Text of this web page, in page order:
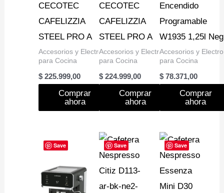
CECOTEC
CAFELIZZIA
STEEL PRO A
Accesorios y Electro
para Cocina
$ 225.999,00
Comprar
ahora
CECOTEC
CAFELIZZIA
STEEL PRO A
Accesorios y Electro
para Cocina
$ 224.999,00
Comprar
ahora
Encendido
Programable
W1935 1,25l
Accesorios y Electro
para Cocina
$78.371,00
Comprar
ahora
Save Save Save